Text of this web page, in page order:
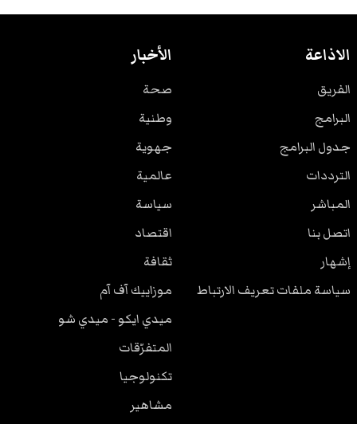
الاذاعة
الفريق
البرامج
جدول البرامج
الترددات
المباشر
اتصل بنا
إشهار
سياسة ملفات تعريف الارتباط
الأخبار
صحة
وطنية
جهوية
عالمية
سياسة
اقتصاد
ثقافة
موزاييك آف آم
ميدي ايكو - ميدي شو
المتفرّقات
تكنولوجيا
مشاهير